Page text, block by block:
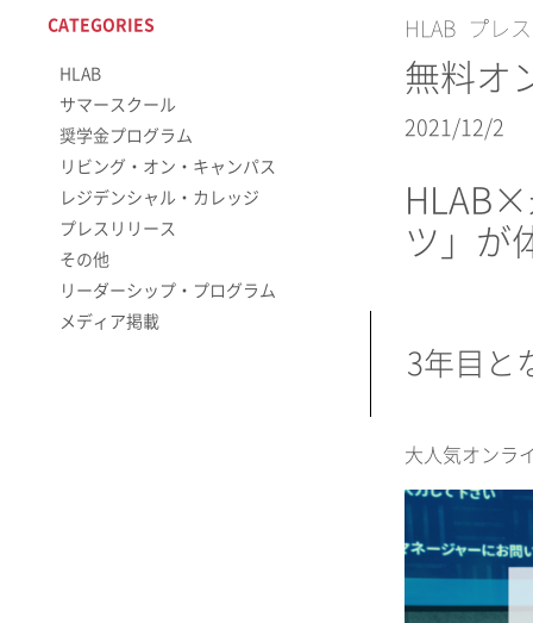
HLAB プレ
無料オ
2021/12/2
HLAB×
ツ」が
3年目と
大人気オンラ
CATEGORIES
HLAB
サマースクール
奨学金プログラム
リビング・オン・キャンパス
レジデンシャル・カレッジ
プレスリリース
その他
リーダーシップ・プログラム
メディア掲載